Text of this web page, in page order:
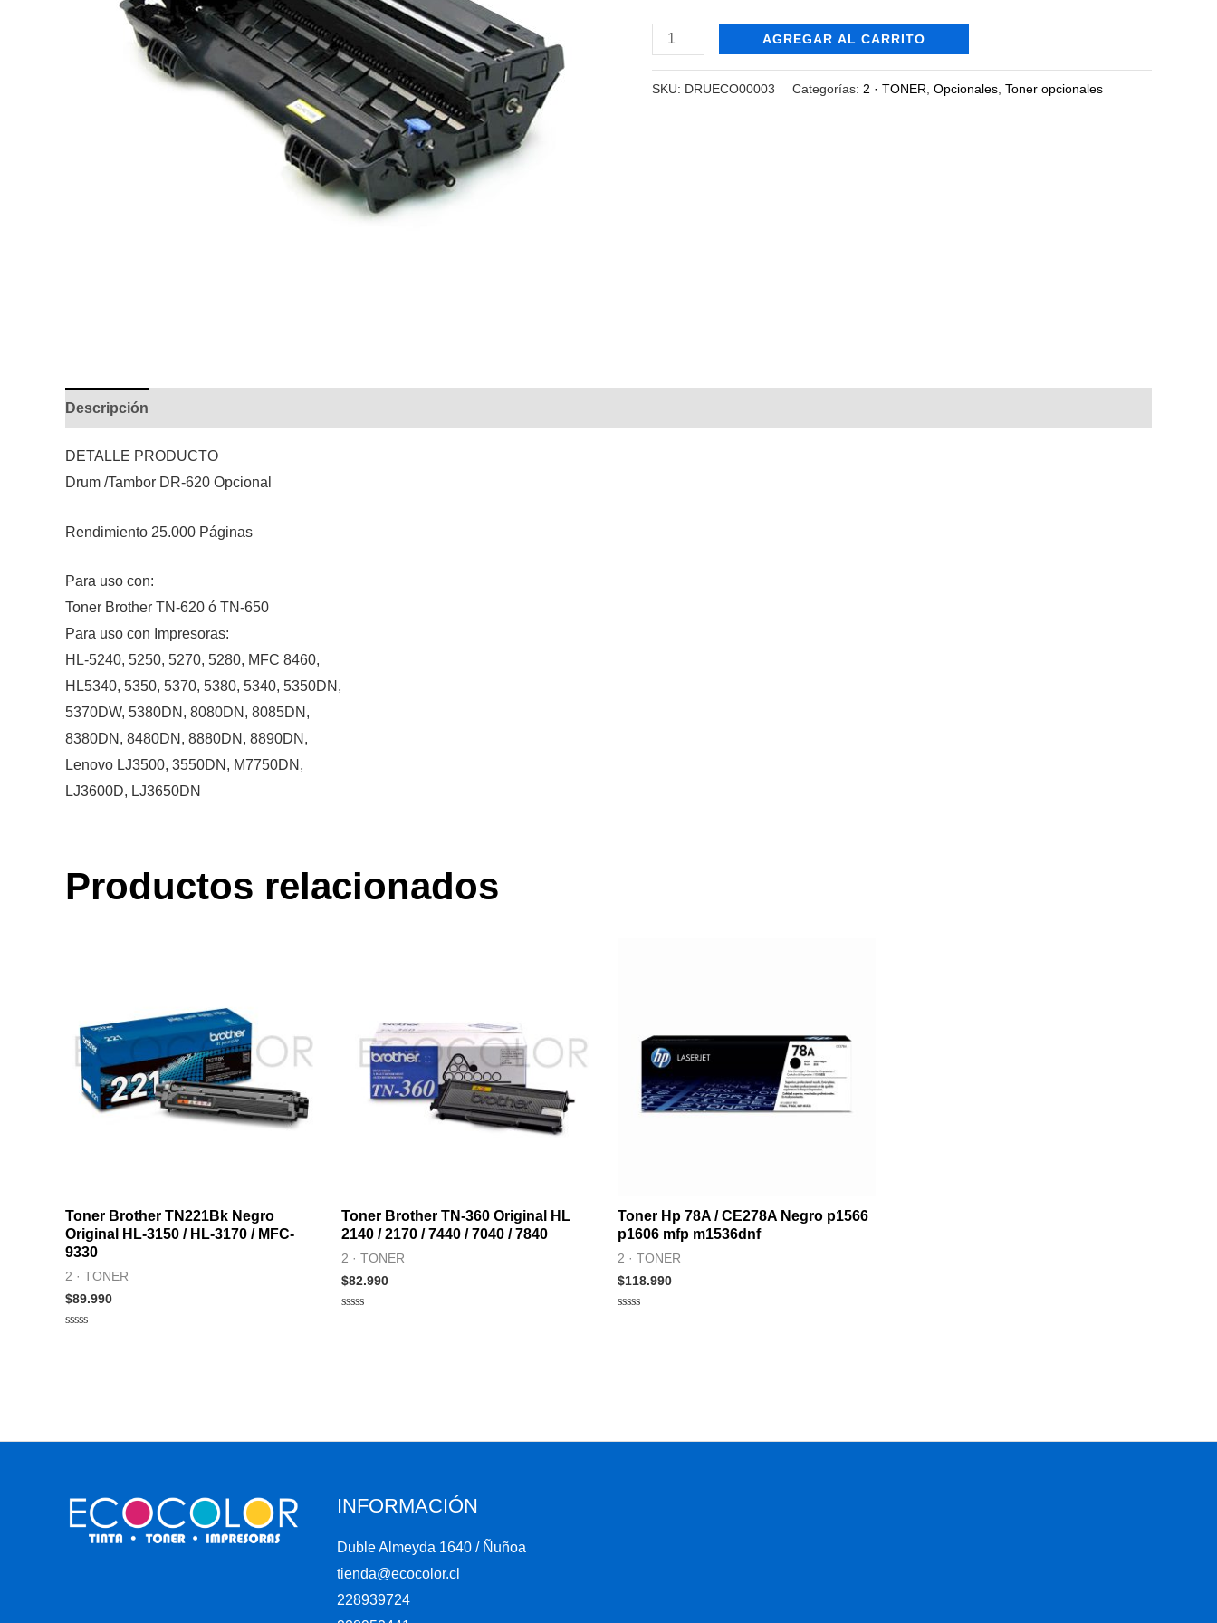
cantidad
AGREGAR AL CARRITO
SKU: DRUECO00003 Categorías: 2 · TONER Opcionales Toner opcionales
Descripción
DETALLE PRODUCTO
Drum /Tambor DR-620 Opcional
Rendimiento 25.000 Páginas
Para uso con:
Toner Brother TN-620 ó TN-650
Para uso con Impresoras:
HL-5240, 5250, 5270, 5280, MFC 8460,
HL5340, 5350, 5370, 5380, 5340, 5350DN,
5370DW, 5380DN, 8080DN, 8085DN,
8380DN, 8480DN, 8880DN, 8890DN,
Lenovo LJ3500, 3550DN, M7750DN,
LJ3600D, LJ3650DN
Productos relacionados
Toner Brother TN221Bk Negro
Original HL-3150 / HL-3170 / MFC-
9330
2 · TONER
$89.990
Toner Brother TN-360 Original HL
2140 / 2170 / 7440 / 7040 / 7840
2 · TONER
$82.990
Toner Hp 78A / CE278A Negro p1566
p1606 mfp m1536dnf
2 · TONER
$118.990
INFORMACIÓN
Duble Almeyda 1640 / Ñuñoa
tienda@ecocolor.cl
228939724